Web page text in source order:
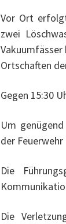
Vor Ort
zwei
Ortschaften
Gegen 15:30
Um
der
Die
Die